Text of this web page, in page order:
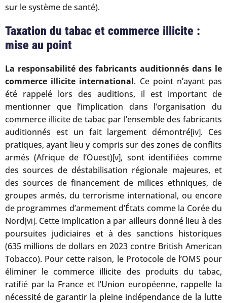
sur le système de santé).
Taxation du tabac et commerce illicite :
mise au point
La responsabilité des fabricants auditionnés dans le
commerce illicite international. Ce point n’ayant pas
été rappelé lors des auditions, il est important de
mentionner que l’implication dans l’organisation du
commerce illicite de tabac par l’ensemble des fabricants
auditionnés est un fait largement démontré[iv]. Ces
pratiques, ayant lieu y compris sur des zones de conflits
armés (Afrique de l’Ouest)[v], sont identifiées comme
des sources de déstabilisation régionale majeures, et
des sources de financement de milices ethniques, de
groupes armés, du terrorisme international, ou encore
de programmes d’armement d’États comme la Corée du
Nord[vi]. Cette implication a par ailleurs donné lieu à des
poursuites judiciaires et à des sanctions historiques
(635 millions de dollars en 2023 contre British American
Tobacco). Pour cette raison, le Protocole de l’OMS pour
éliminer le commerce illicite des produits du tabac,
ratifié par la France et l’Union européenne, rappelle la
nécessité de garantir la pleine indépendance de la lutte